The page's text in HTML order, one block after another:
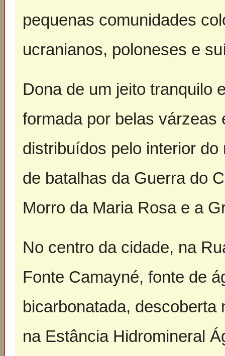
pequenas comunidades
ucranianos, poloneses e
Dona de um jeito tranquilo
formada por belas
distribuídos pelo interior
de batalhas da Guerra do
Morro da Maria Rosa e a
No centro da cidade, na
Fonte Camayné, fonte de
bicarbonatada,
na Estância Hidromineral